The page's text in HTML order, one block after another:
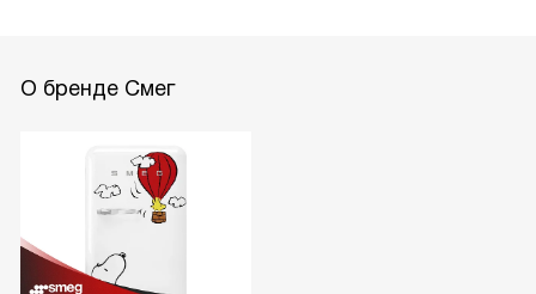
О бренде Смег